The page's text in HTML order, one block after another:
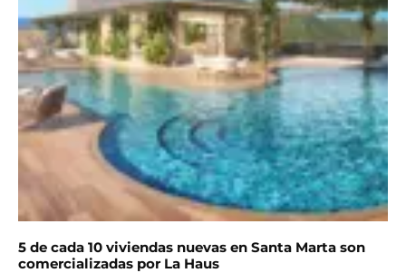
5 de cada 10 viviendas nuevas en Santa Marta son
comercializadas por La Haus